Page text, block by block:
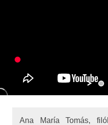
Ana María Tomás,